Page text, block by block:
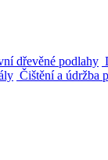
dřevěné podlahy
Čištění a údržba